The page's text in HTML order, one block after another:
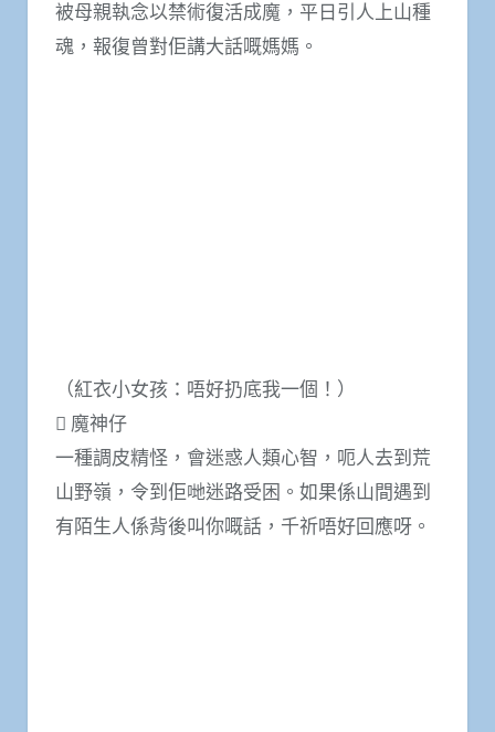
被母親執念以禁術復活成魔，平日引人上山種
魂，報復曾對佢講大話嘅媽媽。
（紅衣小女孩：唔好扔底我一個！）
 魔神仔
一種調皮精怪，會迷惑人類心智，呃人去到荒
山野嶺，令到佢哋迷路受困。如果係山間遇到
有陌生人係背後叫你嘅話，千祈唔好回應呀。